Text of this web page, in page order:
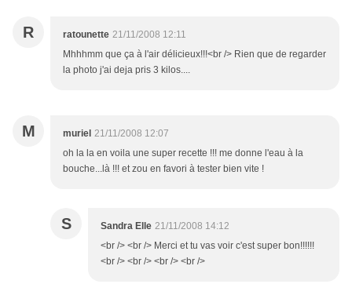
R ratounette 21/11/2008 12:11
Mhhhmm que ça à l'air délicieux!!!<br /> Rien que de regarder
la photo j'ai deja pris 3 kilos....
M muriel 21/11/2008 12:07
oh la la en voila une super recette !!! me donne l'eau à la
bouche...là !!! et zou en favori à tester bien vite !
S Sandra Elle 21/11/2008 14:12
<br /> <br /> Merci et tu vas voir c'est super bon!!!!!!
<br /> <br /> <br /> <br />